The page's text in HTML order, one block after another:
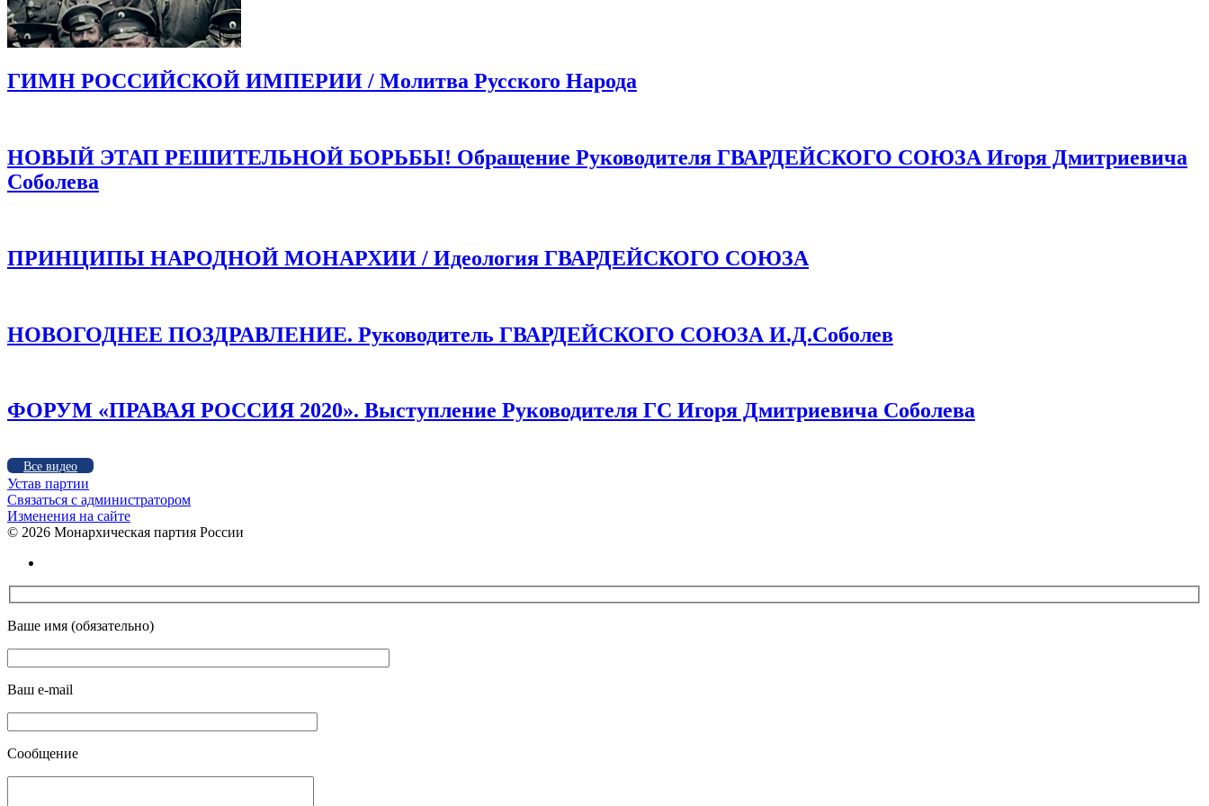
ГИМН РОССИЙСКОЙ ИМПЕРИИ / Молитва Русского Народа
НОВЫЙ ЭТАП РЕШИТЕЛЬНОЙ БОРЬБЫ! Обращение Руководителя ГВАРДЕЙСКОГО СОЮЗА Игоря Дмитриевича
Соболева
ПРИНЦИПЫ НАРОДНОЙ МОНАРХИИ / Идеология ГВАРДЕЙСКОГО СОЮЗА
НОВОГОДНЕЕ ПОЗДРАВЛЕНИЕ. Руководитель ГВАРДЕЙСКОГО СОЮЗА И.Д.Соболев
ФОРУМ «ПРАВАЯ РОССИЯ 2020». Выступление Руководителя ГС Игоря Дмитриевича Соболева
Все видео
Устав партии
Связаться с администратором
Изменения на сайте
© 2026 Монархическая партия России
Ваше имя (обязательно)
Ваш e-mail
Сообщение